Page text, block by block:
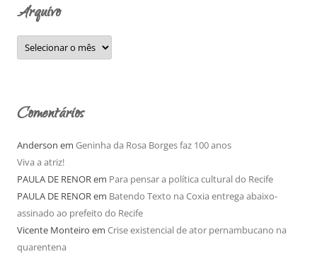
r
Arquivo
A
q
Comentários
Anderson em Geninha da Rosa Borges faz 100 anos
Viva a atriz!
PAULA DE RENORem Para pensar a política cultural do Recife
PAULA DE RENORem Batendo Texto na Coxia entrega abaixo-
assinado ao prefeito do Recife
Vicente Monteiro em Crise existencial de ator pernambucano na
quarentena